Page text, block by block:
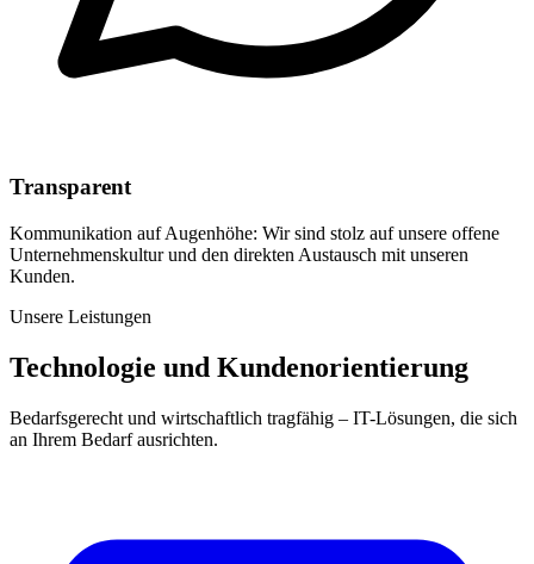
Transparent
Kommunikation auf Augenhöhe: Wir sind stolz auf unsere offene
Unternehmenskultur und den direkten Austausch mit unseren
Kunden.
Unsere Leistungen
Technologie und Kundenorientierung
Bedarfsgerecht und wirtschaftlich tragfähig – IT-Lösungen, die sich
an Ihrem Bedarf ausrichten.